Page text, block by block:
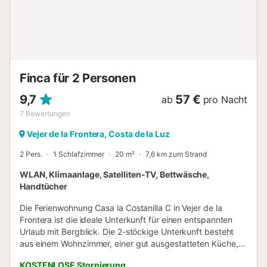
Finca für 2 Personen
9,7
7 Bewertungen
ab 57 € pro Nacht
Vejer de la Frontera, Costa de la Luz
2 Pers. 1 Schlafzimmer 20 m² 7,6 km zum Strand
WLAN, Klimaanlage, Satelliten-TV, Bettwäsche,
Handtücher
Die Ferienwohnung Casa la Costanilla C in Vejer de la
Frontera ist die ideale Unterkunft für einen entspannten
Urlaub mit Bergblick. Die 2-stöckige Unterkunft besteht
aus einem Wohnzimmer, einer gut ausgestatteten Küche, 1